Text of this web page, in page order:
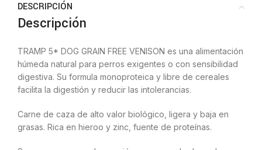
DESCRIPCIÓN
Descripción
TRAMP 5* DOG GRAIN FREE VENISON es una alimentación
húmeda natural para perros exigentes o con sensibilidad
digestiva. Su formula monoproteica y libre de cereales
facilita la digestión y reducir las intolerancias.
Carne de caza de alto valor biológico, ligera y baja en
grasas. Rica en hieroo y zinc, fuente de proteínas.